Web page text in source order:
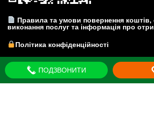
Правила та умови повернення коштів,
виконання послуг та інформація про
Політика конфіденційності
Прайс-лист на юридичні послуги
ПОДЗВОНИТИ